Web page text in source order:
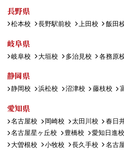
長野県
松本校 長野駅前校 上田校 飯田
岐阜県
岐阜校 大垣校 多治見校 各務原
静岡県
静岡校 浜松校 沼津校 藤枝校
愛知県
名古屋校 岡崎校 太田川校 春日
名古屋星ヶ丘校
豊橋校 愛知日進校
大曽根校
小牧校 長久手校 名古